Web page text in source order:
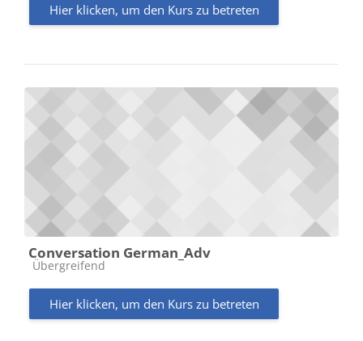
Hier klicken, um den Kurs zu betreten
Conversation German_Adv
Kursbereich
Übergreifend
Hier klicken, um den Kurs zu betreten